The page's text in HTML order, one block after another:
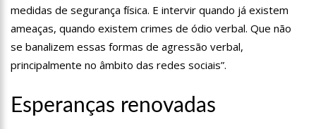
13:22 Yasmin Brunet reclama da vida de solteira: “Não é para mim”
13:16
Whindersson Nunes e Luísa Sonza se reaproximam e
internautas especulam volta do casal
13:01 Prefeito inaugura Casa de Praia e enfatiza investimentos no
12:42 Em Viena, Wilson Lima conhece exitoso sistema de
tratamento de esgoto e diz que solução europeia pode ajudar
medidas de segurança física. E intervir quando já existem
ameaças, quando existem crimes de ódio verbal. Que não
se banalizem essas formas de agressão verbal,
principalmente no âmbito das redes sociais”.
Esperanças renovadas